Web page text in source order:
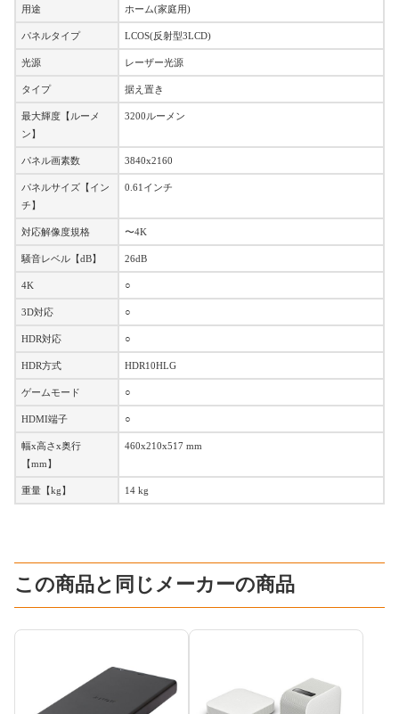
用途 ホーム(家庭用)
パネルタイプ LCOS(反射型3LCD)
光源 レーザー光源
タイプ 据え置き
最大輝度【ルーメ
ン】
3200ルーメン
パネル画素数 3840x2160
パネルサイズ【イン
チ】
0.61インチ
対応解像度規格 〜4K
騒音レベル【dB】 26dB
4K ○
3D対応 ○
HDR対応 ○
HDR方式 HDR10HLG
ゲームモード ○
HDMI端子 ○
幅x高さx奥行
【mm】
460x210x517 mm
重量【kg】 14 kg
この商品と同じメーカーの商品